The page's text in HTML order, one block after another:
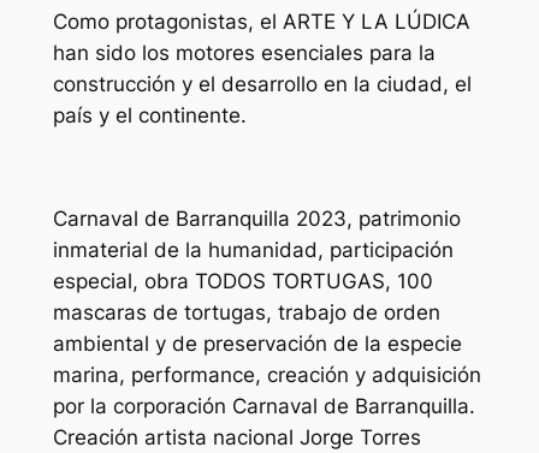
Como protagonistas, el ARTE Y LA LÚDICA
han sido los motores esenciales para la
construcción y el desarrollo en la ciudad, el
país y el continente.
Carnaval de Barranquilla 2023, patrimonio
inmaterial de la humanidad, participación
especial, obra TODOS TORTUGAS, 100
mascaras de tortugas, trabajo de orden
ambiental y de preservación de la especie
marina, performance, creación y adquisición
por la corporación Carnaval de Barranquilla.
Creación artista nacional Jorge Torres